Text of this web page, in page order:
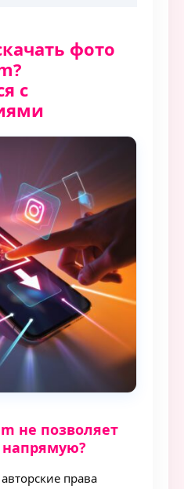
фото
с
не позволяет
напрямую?
авторские права